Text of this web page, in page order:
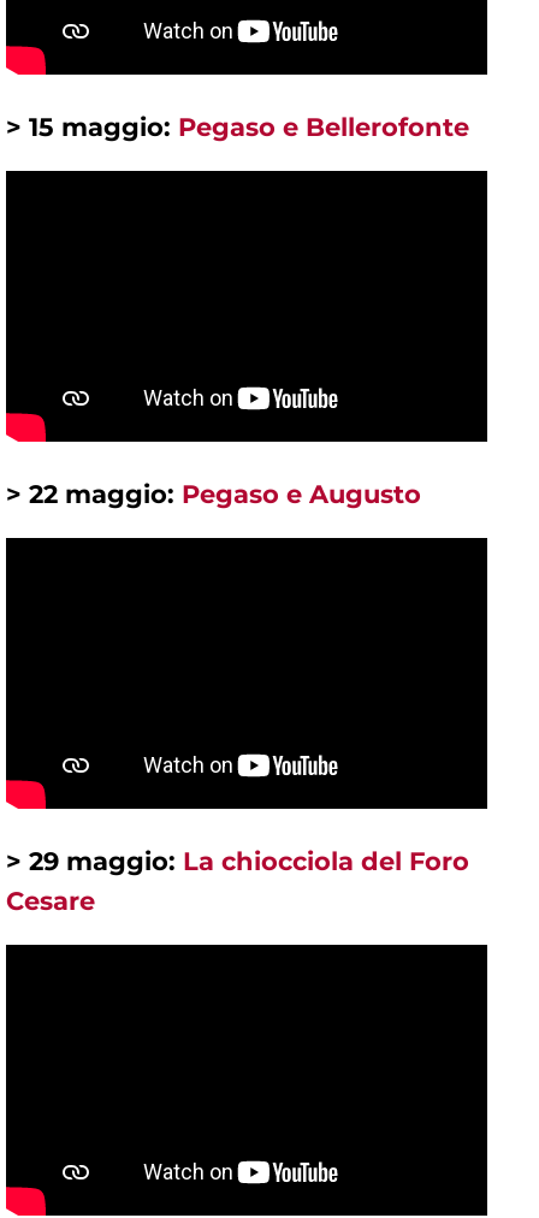
> 15 maggio: Pegaso e Bellerofonte
> 22 maggio: Pegaso e Augusto
> 29 maggio: La chiocciola del Foro
Cesare